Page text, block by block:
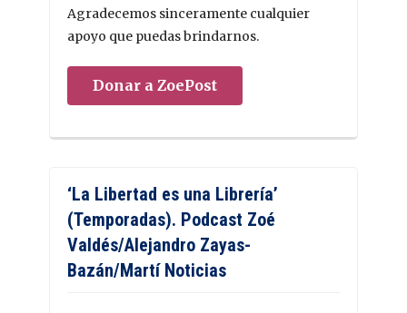
Agradecemos sinceramente cualquier
apoyo que puedas brindarnos.
Donar a ZoePost
‘La Libertad es una Librería’
(Temporadas). Podcast Zoé
Valdés/Alejandro Zayas-
Bazán/Martí Noticias